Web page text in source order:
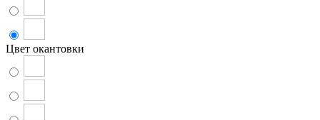
Цвет окантовки